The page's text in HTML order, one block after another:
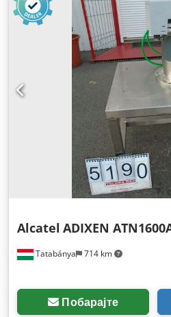
Tatabánya 714 km
Alcatel ADIXEN
Побарајте